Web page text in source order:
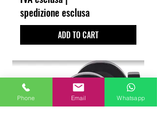
spedizione esclusa
ADD TO CART
Phone Email Whatsapp